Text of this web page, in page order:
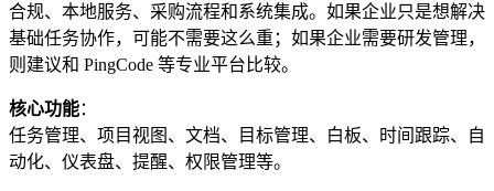
合规、本地服务、采购流程和系统集成。如果企业只是想解决
基础任务协作，可能不需要这么重；如果企业需要研发管理，
则建议和 PingCode 等专业平台比较。
核心功能：
任务管理、项目视图、文档、目标管理、白板、时间跟踪、自
动化、仪表盘、提醒、权限管理等。